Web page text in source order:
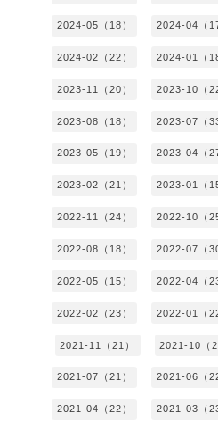
2024-05（18） 2024-04（17
2024-02（22） 2024-01（18
2023-11（20） 2023-10（22
2023-08（18） 2023-07（33
2023-05（19） 2023-04（27
2023-02（21） 2023-01（15
2022-11（24） 2022-10（25
2022-08（18） 2022-07（30
2022-05（15） 2022-04（23
2022-02（23） 2022-01（22
2021-11（21） 2021-10（
2021-07（21） 2021-06（22
2021-04（22） 2021-03（23